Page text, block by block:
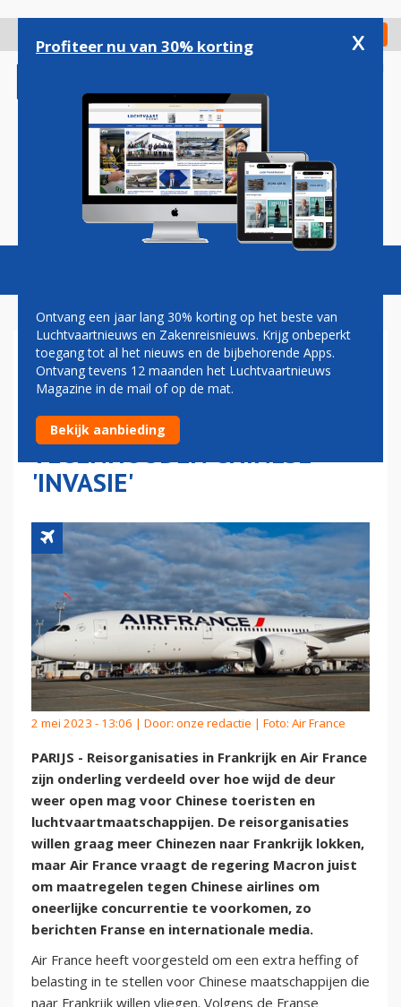
gaan
Check in
Magazine Podcasts Vacatures
AIR FRANCE EN FRANSE
REISORGANISATIES
VERDEELD OVER
TEGENHOUDEN CHINESE
'INVASIE'
2 mei 2023 - 13:06 | Door: onze redactie | Foto: Air France
PARIJS - Reisorganisaties in Frankrijk en Air France
zijn onderling verdeeld over hoe wijd de deur
weer open mag voor Chinese toeristen en
luchtvaartmaatschappijen. De reisorganisaties
willen graag meer Chinezen naar Frankrijk lokken,
maar Air France vraagt de regering Macron juist
om maatregelen tegen Chinese airlines om
oneerlijke concurrentie te voorkomen, zo
berichten Franse en internationale media.
Air France heeft voorgesteld om een extra heffing of
belasting in te stellen voor Chinese maatschappijen die
naar Frankrijk willen vliegen. Volgens de Franse
Profiteer nu van 30% korting x
Ontvang een jaar lang 30% korting op het beste van
Luchtvaartnieuws en Zakenreisnieuws. Krijg onbeperkt
toegang tot al het nieuws en de bijbehorende Apps.
Ontvang tevens 12 maanden het Luchtvaartnieuws
Magazine in de mail of op de mat.
Bekijk aanbieding